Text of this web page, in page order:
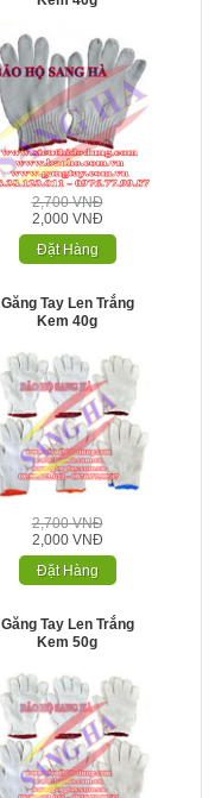
2,700 VNĐ
2,000 VNĐ
Đặt Hàng
Găng Tay Len Trắng
Kem 40g
2,700 VNĐ
2,000 VNĐ
Đặt Hàng
Găng Tay Len Trắng
Kem 50g